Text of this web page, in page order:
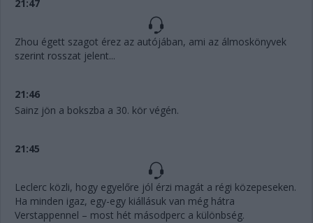
21:47
Zhou égett szagot érez az autójában, ami az álmoskönyvek
szerint rosszat jelent...
21:46
Sainz jön a bokszba a 30. kör végén.
21:45
Leclerc közli, hogy egyelőre jól érzi magát a régi közepeseken.
Ha minden igaz, egy-egy kiállásuk van még hátra
Verstappennel – most hét másodperc a különbség.